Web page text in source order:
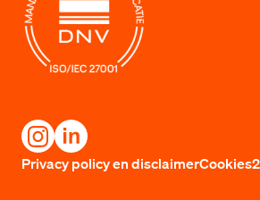
Privacy policy en disclaimerCookies